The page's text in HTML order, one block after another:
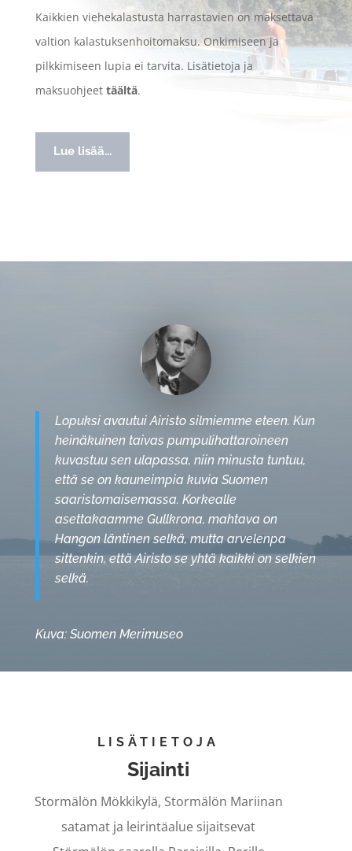
Kaikkien viehekalastusta harrastavien on maksettava
valtion kalastuksenhoitomaksu. Onkimiseen ja
pilkkimiseen lupia ei tarvita. Lisätietoja ja
maksuohjeet täältä.
Lue lisää...
Lopuksi avautui Airisto silmiemme eteen. Kun
heinäkuinen taivas pumpulihattaroineen
kuvastuu sen ulapassa, niin minusta tuntuu,
että se on kauneimpia kuvia Suomen
saaristomaisemassa. Korkealle
asettakaamme Gullkrona, mahtava on
Hangon läntinen selkä, mutta arvelenpa
sittenkin, että Airisto se yhtä kaikki on selkien
selkä.
Kuva: Suomen Merimuseo
LISÄTIETOJA
Sijainti
Stormälön Mökkikylä, Stormälön Mariinan
satamat ja leirintäalue sijaitsevat